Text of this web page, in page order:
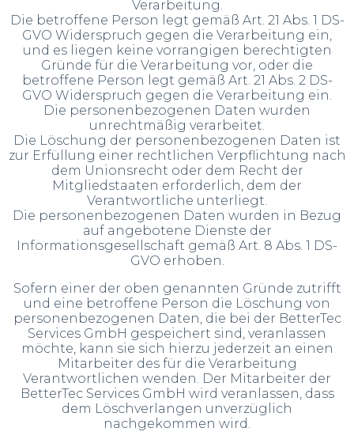
Verarbeitung.
Die betroffene Person legt gemäß Art. 21 Abs. 1 DS-
GVO Widerspruch gegen die Verarbeitung ein,
und es liegen keine vorrangigen berechtigten
Gründe für die Verarbeitung vor, oder die
betroffene Person legt gemäß Art. 21 Abs. 2 DS-
GVO Widerspruch gegen die Verarbeitung ein.
Die personenbezogenen Daten wurden
unrechtmäßig verarbeitet.
Die Löschung der personenbezogenen Daten ist
zur Erfüllung einer rechtlichen Verpflichtung nach
dem Unionsrecht oder dem Recht der
Mitgliedstaaten erforderlich, dem der
Verantwortliche unterliegt.
Die personenbezogenen Daten wurden in Bezug
auf angebotene Dienste der
Informationsgesellschaft gemäß Art. 8 Abs. 1 DS-
GVO erhoben.
Sofern einer der oben genannten Gründe zutrifft
und eine betroffene Person die Löschung von
personenbezogenen Daten, die bei der BetterTec
Services GmbH gespeichert sind, veranlassen
möchte, kann sie sich hierzu jederzeit an einen
Mitarbeiter des für die Verarbeitung
Verantwortlichen wenden. Der Mitarbeiter der
BetterTec Services GmbH wird veranlassen, dass
dem Löschverlangen unverzüglich
nachgekommen wird.